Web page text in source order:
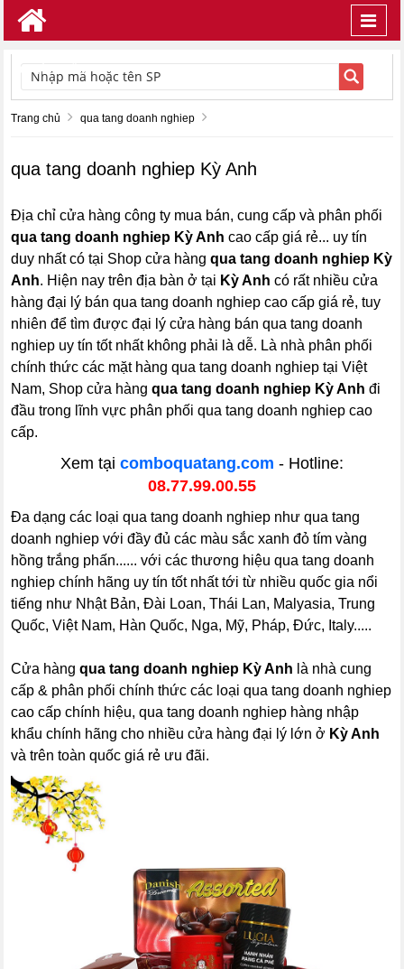
TÌM KIẾM
Trang chủ qua tang doanh nghiep
qua tang doanh nghiep Kỳ Anh
Địa chỉ cửa hàng công ty mua bán, cung cấp và phân phối
qua tang doanh nghiep Kỳ Anh cao cấp giá rẻ... uy tín
duy nhất có tại Shop cửa hàngqua tang doanh nghiep Kỳ
Anh. Hiện nay trên địa bàn ở tại Kỳ Anh có rất nhiều cửa
hàng đại lý bán qua tang doanh nghiep cao cấp giá rẻ, tuy
nhiên để tìm được đại lý cửa hàng bán qua tang doanh
nghiep uy tín tốt nhất không phải là dễ. Là nhà phân phối
chính thức các mặt hàng qua tang doanh nghiep tại Việt
Nam, Shop cửa hàngqua tang doanh nghiep Kỳ Anh đi
đầu trong lĩnh vực phân phối qua tang doanh nghiep cao
cấp.
Xem tại comboquatang.com - Hotline:
08.77.99.00.55
Đa dạng các loại qua tang doanh nghiep như qua tang
doanh nghiep với đầy đủ các màu sắc xanh đỏ tím vàng
hồng trắng phấn...... với các thương hiệu qua tang doanh
nghiep chính hãng uy tín tốt nhất tới từ nhiều quốc gia nổi
tiếng như Nhật Bản, Đài Loan, Thái Lan, Malyasia, Trung
Quốc, Việt Nam, Hàn Quốc, Nga, Mỹ, Pháp, Đức, Italy.....
Cửa hàngqua tang doanh nghiep Kỳ Anh là nhà cung
cấp & phân phối chính thức các loại qua tang doanh nghiep
cao cấp chính hiệu, qua tang doanh nghiep hàng nhập
khẩu chính hãng cho nhiều cửa hàng đại lý lớn ở Kỳ Anh
và trên toàn quốc giá rẻ ưu đãi.